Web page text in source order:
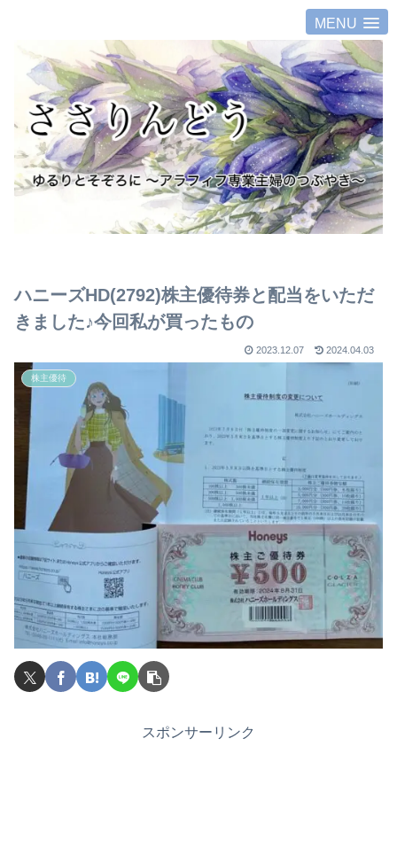
MENU
ハニーズHD(2792)株主優待券と配当をいただ
きました♪今回私が買ったもの
2023.12.07 2024.04.03
株主優待
スポンサーリンク